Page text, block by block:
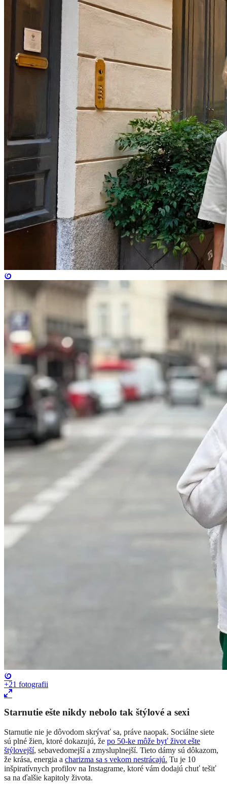
+21 fotografii
Starnutie ešte nikdy nebolo tak štýlové a sexi
Starnutie nie je dôvodom skrývať sa, práve naopak. Sociálne siete
sú plné žien, ktoré dokazujú, že po 50-ke môže byť život ešte
štýlovejší, sebavedomejší a zmysluplnejší. Tieto dámy sú dôkazom,
že krása, energia a charizma sa s vekom nestrácajú. Tu je 10
inšpiratívnych profilov na Instagrame, ktoré vám dodajú chuť tešiť
sa na ďalšie kapitoly života.